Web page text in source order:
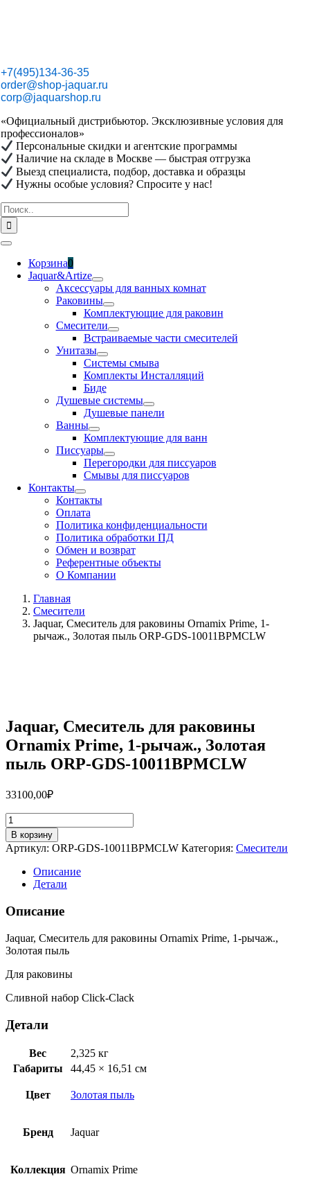
+7(495)134-36-35
order@shop-jaquar.ru
corp@jaquarshop.ru
«Официальный дистрибьютор. Эксклюзивные условия для
профессионалов»
Персональные скидки и агентские программы
Наличие на складе в Москве — быстрая отгрузка
Выезд специалиста, подбор, доставка и образцы
Нужны особые условия? Спросите у нас!
Результат
поиска:
Toggle
NavigationКорзина0
Jaquar&Artize
Аксессуары для ванных комнат
Раковины
Комплектующие для раковин
Смесители
Встраиваемые части смесителей
Унитазы
Системы смыва
Комплекты Инсталляций
Биде
Душевые системы
Душевые панели
Ванны
Комплектующие для ванн
Писсуары
Перегородки для писсуаров
Смывы для писсуаров
Контакты
Контакты
Оплата
Политика конфиденциальности
Политика обработки ПД
Обмен и возврат
Референтные объекты
О Компании
Главная
Смесители
Jaquar, Смеситель для раковины Ornamix Prime, 1-
рычаж., Золотая пыль ORP-GDS-10011BPMCLW
Jaquar, Смеситель для раковины
Ornamix Prime, 1-рычаж., Золотая
пыль ORP-GDS-10011BPMCLW
33100,00₽
Количество
товара
Jaquar,
Смеситель
раковины
Ornamix
Prime,
1-
Золотая
пыль
ORP-
GDS-
10011BPMCLW
В корзину
Артикул: ORP-GDS-10011BPMCLW Категория: Смесители
Описание
Детали
Описание
Jaquar, Смеситель для раковины Ornamix Prime, 1-рычаж.,
Золотая пыль
Для раковины
Сливной набор Click-Clack
Детали
Вес
2,325 кг
Габариты
44,45 × 16,51 см
Цвет Золотая пыль
Бренд Jaquar
Коллекция Ornamix Prime